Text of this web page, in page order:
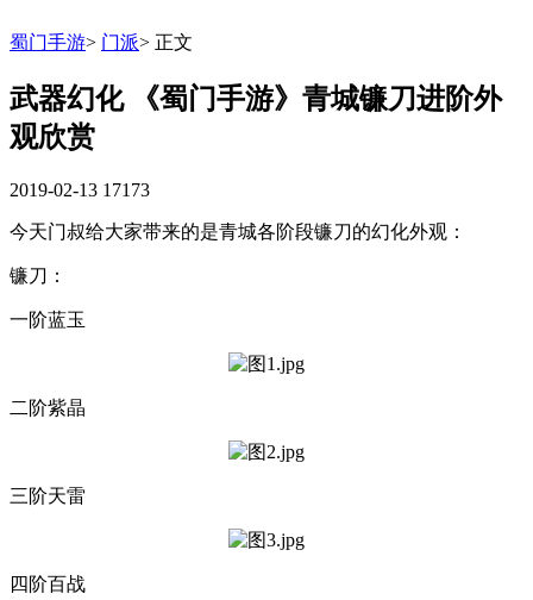
蜀门手游> 门派> 正文
武器幻化 《蜀门手游》青城镰刀进阶外
观欣赏
2019-02-13 17173
今天门叔给大家带来的是青城各阶段镰刀的幻化外观：
镰刀：
一阶蓝玉
二阶紫晶
三阶天雷
四阶百战